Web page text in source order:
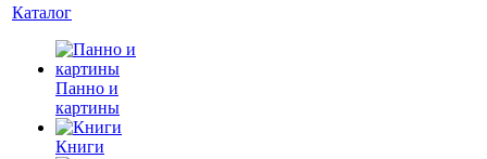
Каталог
Панно и
картины
Книги